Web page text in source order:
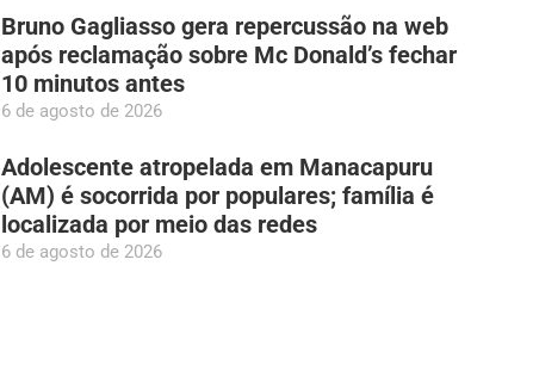
Bruno Gagliasso gera repercussão na web
após reclamação sobre Mc Donald’s fechar
10 minutos antes
6 de agosto de 2026
Adolescente atropelada em Manacapuru
(AM) é socorrida por populares; família é
localizada por meio das redes
6 de agosto de 2026